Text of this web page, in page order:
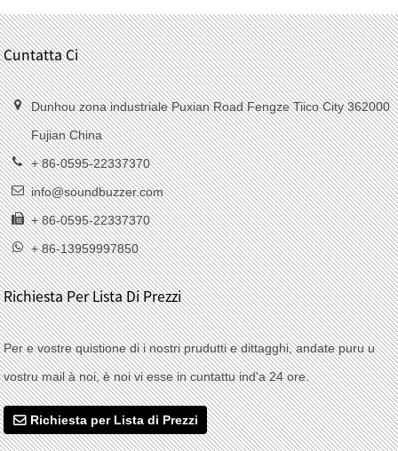
Cuntatta Ci
Dunhou zona industriale Puxian Road Fengze Tiico City 362000
Fujian China
+ 86-0595-22337370
info@soundbuzzer.com
+ 86-0595-22337370
+ 86-13959997850
Richiesta Per Lista Di Prezzi
Per e vostre quistione di i nostri prudutti e dittagghi, andate puru u
vostru mail à noi, è noi vi esse in cuntattu ind'a 24 ore.
Richiesta per Lista di Prezzi